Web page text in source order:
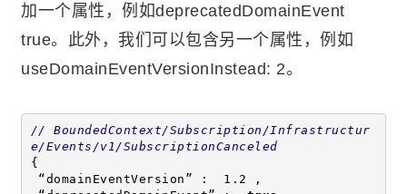
加一个属性，例如deprecatedDomainEvent
true。此外，我们可以包含另一个属性，例如
useDomainEventVersionInstead: 2。
// BoundedContext/Subscription/Infrastructur
e/Events/v1/SubscriptionCanceled
{
“domainEventVersion” :  1.2 ,